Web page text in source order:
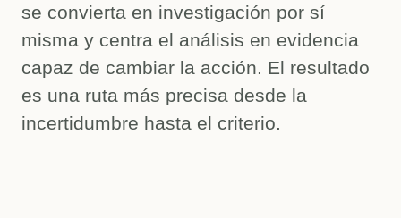
se convierta en investigación por sí
misma y centra el análisis en evidencia
capaz de cambiar la acción. El resultado
es una ruta más precisa desde la
incertidumbre hasta el criterio.